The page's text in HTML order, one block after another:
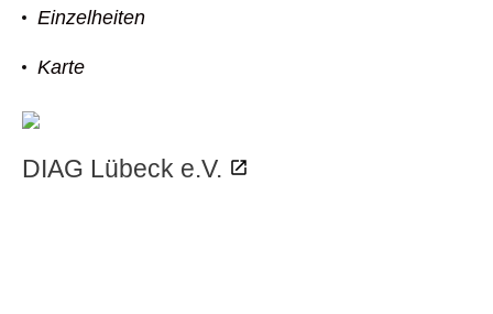
Einzelheiten
Karte
DIAG Lübeck e.V.